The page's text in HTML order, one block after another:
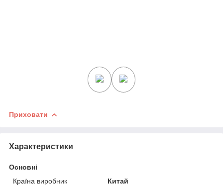
Приховати
Характеристики
Основні
Країна виробник
Китай